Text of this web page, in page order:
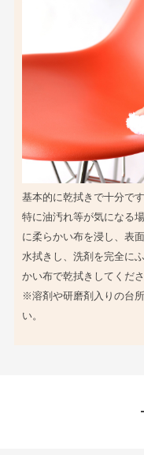
基本的に乾拭きで十分です
特に油汚れ等が気になる
に柔らかい布を浸し、表
水拭きし、洗剤を完全に
かい布で乾拭きしてくださ
※溶剤や研磨剤入りの台
い。